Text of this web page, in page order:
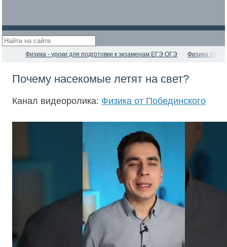
Физика - уроки для подготовки к экзаменам ЕГЭ ОГЭ Физика от
Почему насекомые летят на свет?
Канал видеоролика: Физика от Побединского